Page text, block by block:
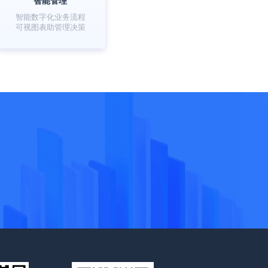
智能数字化业务流程
可视图表助管理决策